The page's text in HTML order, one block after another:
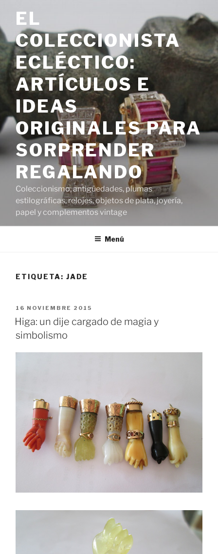
contenido
EL
COLECCIONISTA
ECLÉCTICO:
ARTÍCULOS E
IDEAS
ORIGINALES PARA
SORPRENDER
REGALANDO
Coleccionismo, antigüedades, plumas
estilográficas, relojes, objetos de plata, joyería,
papel y complementos vintage
Menú
ETIQUETA: JADE
PUBLICADO
EL
16 NOVIEMBRE 2015
Higa: un dije cargado de magia y
simbolismo